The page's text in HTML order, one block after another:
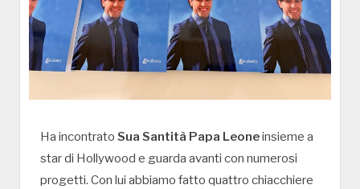
Ha incontrato Sua Santità Papa Leoneinsieme a
star di Hollywood e guarda avanti con numerosi
progetti. Con lui abbiamo fatto quattro chiacchiere